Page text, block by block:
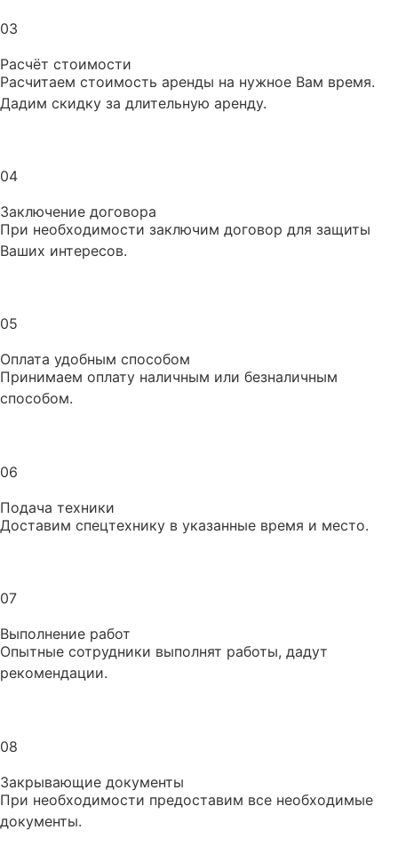
03
Расчёт стоимости
Расчитаем стоимость аренды на нужное Вам время.
Дадим скидку за длительную аренду.
04
Заключение договора
При необходимости заключим договор для защиты
Ваших интересов.
05
Оплата удобным способом
Принимаем оплату наличным или безналичным
способом.
06
Подача техники
Доставим спецтехнику в указанные время и место.
07
Выполнение работ
Опытные сотрудники выполнят работы, дадут
рекомендации.
08
Закрывающие документы
При необходимости предоставим все необходимые
документы.